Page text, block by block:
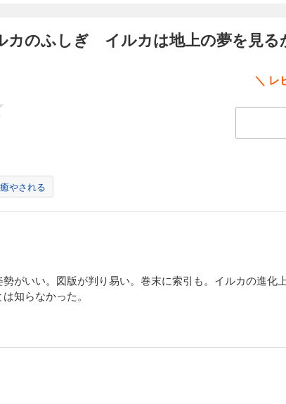
のふしぎ イルカは地上の夢を見る
＼ レ
やされる
がいい。図版が判り易い。巻末に索引も。イルカの進化
知らなかった。